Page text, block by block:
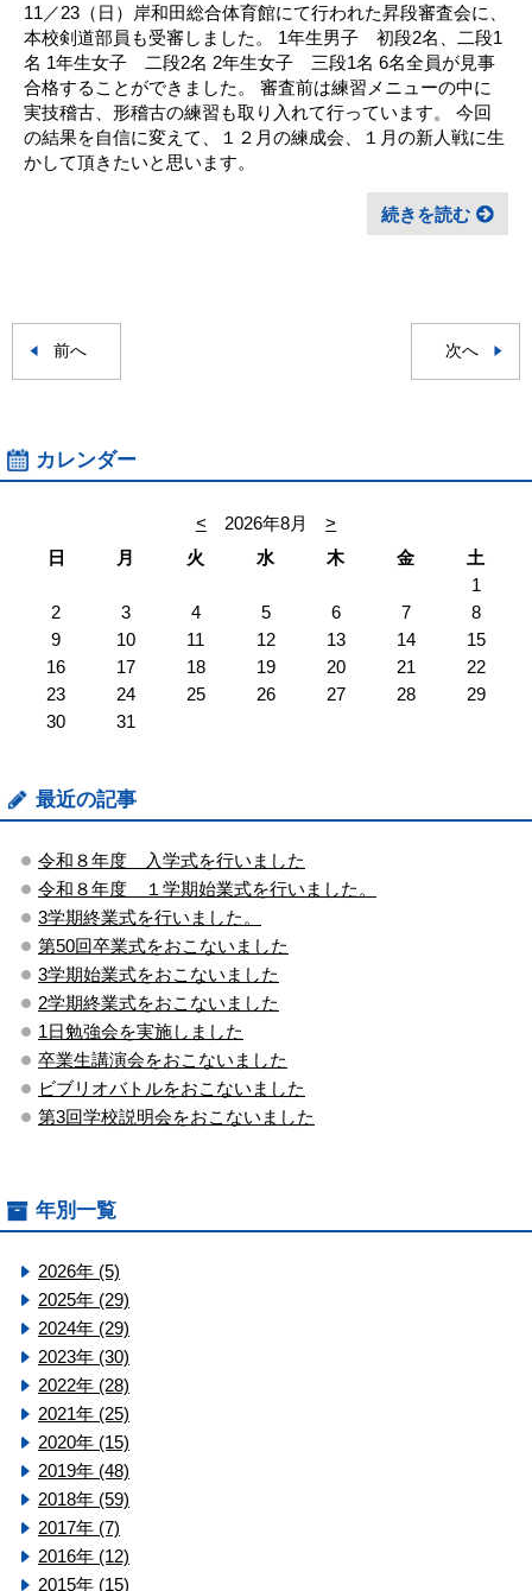
11／23（日）岸和田総合体育館にて行われた昇段審査会に、
本校剣道部員も受審しました。 1年生男子 初段2名、二段1
名 1年生女子 二段2名 2年生女子 三段1名 6名全員が見事
合格することができました。 審査前は練習メニューの中に
実技稽古、形稽古の練習も取り入れて行っています。 今回
の結果を自信に変えて、１２月の練成会、１月の新人戦に生
かして頂きたいと思います。
続きを読む
前へ 次へ
カレンダー
< 2026年8月
>
日
月 火 水 木 金
土
1
2
3 4 5 6 7
8
9
10 11 12 13 14
15
16
17 18 19 20 21
22
23
24 25 26 27 28
29
30
31
最近の記事
令和８年度 入学式を行いました
令和８年度 １学期始業式を行いました。
3学期終業式を行いました。
第50回卒業式をおこないました
3学期始業式をおこないました
2学期終業式をおこないました
1日勉強会を実施しました
卒業生講演会をおこないました
ビブリオバトルをおこないました
第3回学校説明会をおこないました
年別一覧
2026年 (5)
2025年 (29)
2024年 (29)
2023年 (30)
2022年 (28)
2021年 (25)
2020年 (15)
2019年 (48)
2018年 (59)
2017年 (7)
2016年 (12)
2015年 (15)